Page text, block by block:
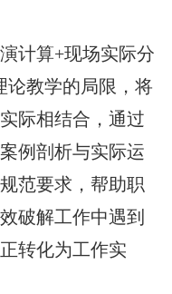
计算+现场实际分
论教学的局限，将
际相结合，通过
例剖析与实际运
范要求，帮助职
破解工作中遇到
转化为工作实